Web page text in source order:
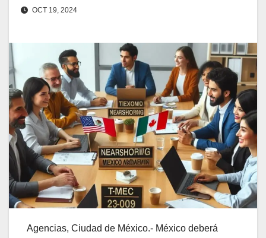
OCT 19, 2024
Agencias, Ciudad de México.- México deberá